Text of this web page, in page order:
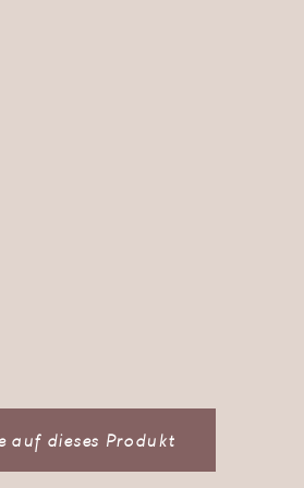
auf dieses Produkt